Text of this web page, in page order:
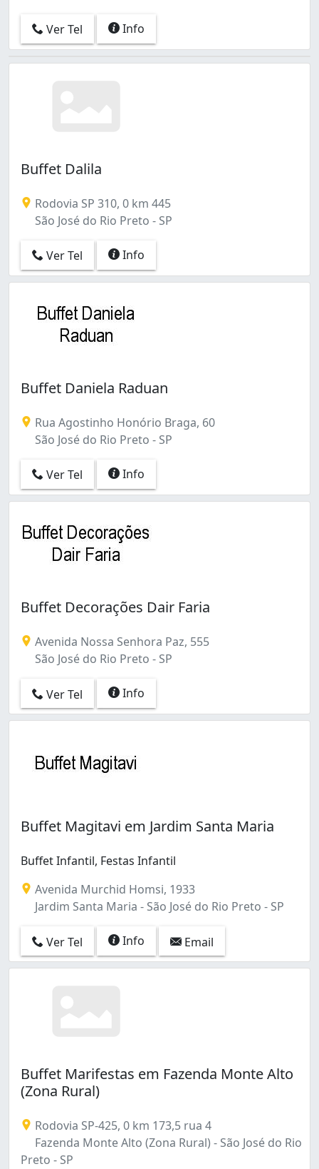
Ver Tel Info
Buffet Dalila
Rodovia SP 310, 0 km 445
São José do Rio Preto - SP
Ver Tel Info
Buffet Daniela Raduan
Rua Agostinho Honório Braga, 60
São José do Rio Preto - SP
Ver Tel Info
Buffet Decorações Dair Faria
Avenida Nossa Senhora Paz, 555
São José do Rio Preto - SP
Ver Tel Info
Buffet Magitavi em Jardim Santa Maria
Buffet Infantil, Festas Infantil
Avenida Murchid Homsi, 1933
Jardim Santa Maria - São José do Rio Preto - SP
Ver Tel Info Email
Buffet Marifestas em Fazenda Monte Alto
(Zona Rural)
Rodovia SP-425, 0 km 173,5 rua 4
Fazenda Monte Alto (Zona Rural) - São José do Rio
Preto - SP